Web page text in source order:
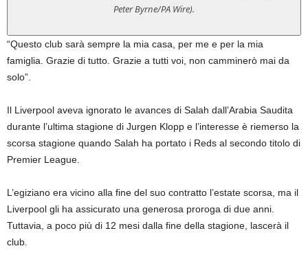
Peter Byrne/PA Wire).
“Questo club sarà sempre la mia casa, per me e per la mia
famiglia. Grazie di tutto. Grazie a tutti voi, non camminerò mai da
solo”.
Il Liverpool aveva ignorato le avances di Salah dall’Arabia Saudita
durante l’ultima stagione di Jurgen Klopp e l’interesse è riemerso la
scorsa stagione quando Salah ha portato i Reds al secondo titolo di
Premier League.
L’egiziano era vicino alla fine del suo contratto l’estate scorsa, ma il
Liverpool gli ha assicurato una generosa proroga di due anni.
Tuttavia, a poco più di 12 mesi dalla fine della stagione, lascerà il
club.